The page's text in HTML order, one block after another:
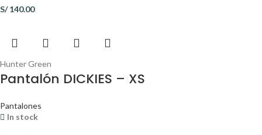
S/140.00
Hunter Green
Pantalón DICKIES – XS
Pantalones
In stock